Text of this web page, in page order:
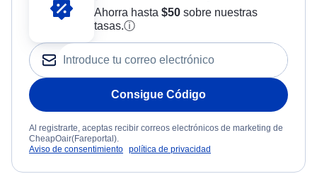
Ahorra hasta $50sobre nuestras
tasas.ⓘ
Consigue Código
Al registrarte, aceptas recibir correos electrónicos de marketing de
CheapOair(Fareportal).
Aviso de consentimiento política de privacidad